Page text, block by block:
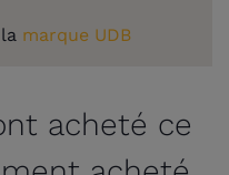
marque UDB
acheté ce